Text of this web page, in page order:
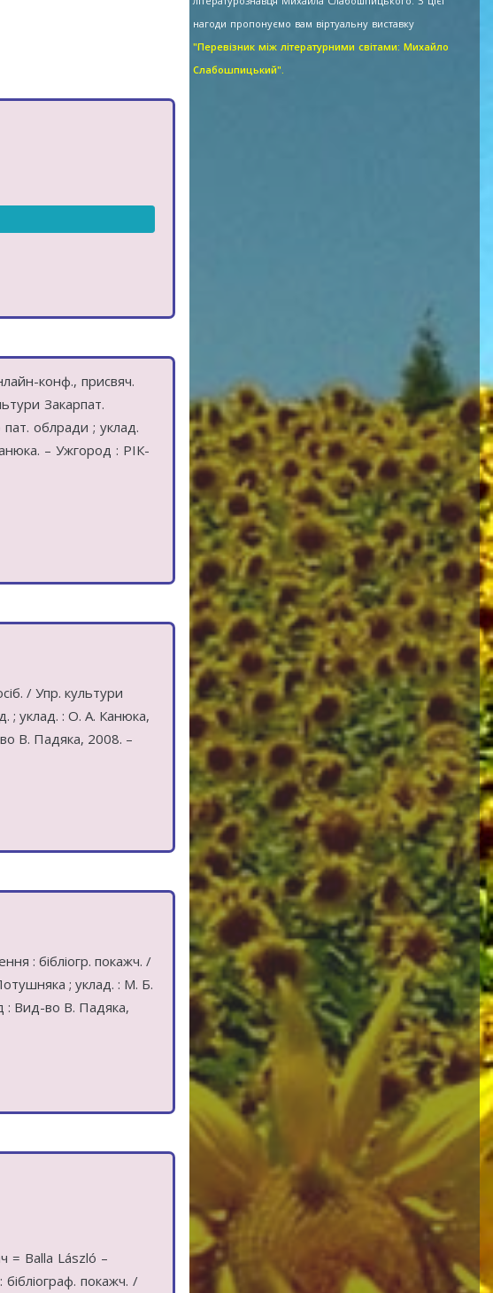
конф., присвяч.
Закарпат.
облради ; уклад.
– Ужгород : РІК-
/ Упр. культури
; уклад. : О. А. Канюка,
В. Падяка, 2008. –
: бібліогр. покажч. /
; уклад. : М. Б.
: Вид-во В. Падяка,
= Balla László –
покажч. /
нагоди пропонуємо вам віртуальну виставку
"Перевізник між літературними світами: Михайло
Слабошпицький".